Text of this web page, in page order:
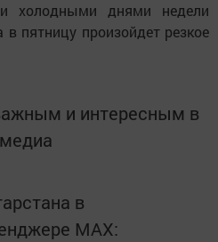
холодными днями недели
в пятницу произойдет резкое
и интересным в
в
MАХ: